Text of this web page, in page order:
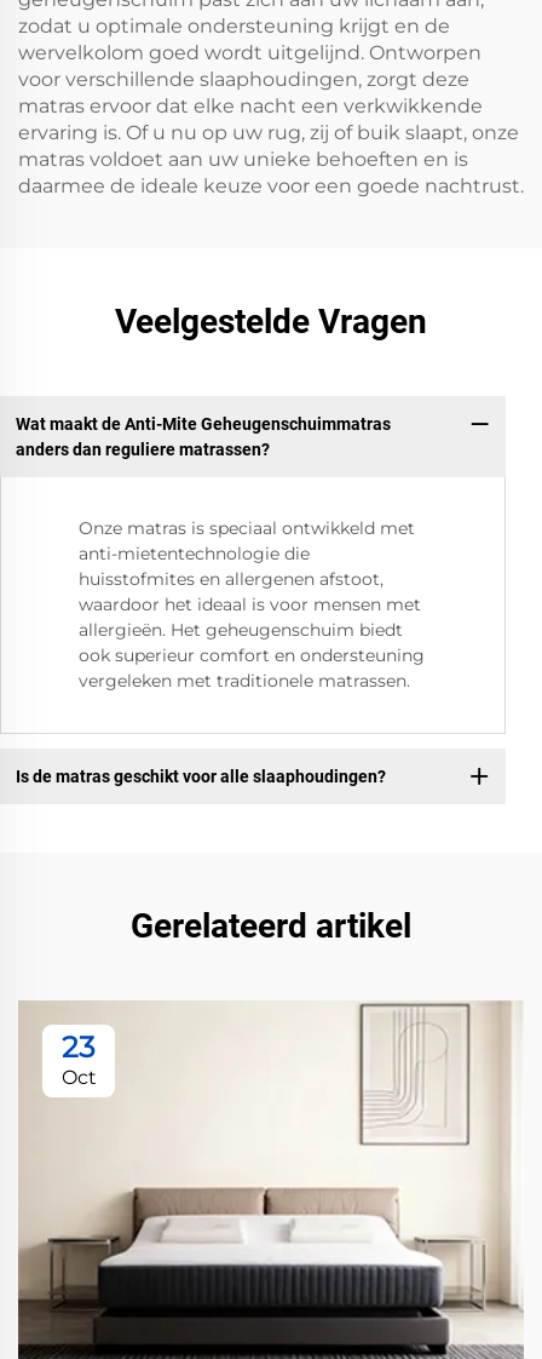
zodat u optimale ondersteuning krijgt en de
wervelkolom goed wordt uitgelijnd. Ontworpen
voor verschillende slaaphoudingen, zorgt deze
matras ervoor dat elke nacht een verkwikkende
ervaring is. Of u nu op uw rug, zij of buik slaapt, onze
matras voldoet aan uw unieke behoeften en is
daarmee de ideale keuze voor een goede nachtrust.
Veelgestelde Vragen
Wat maakt de Anti-Mite Geheugenschuimmatras
anders dan reguliere matrassen?
Onze matras is speciaal ontwikkeld met
anti-mietentechnologie die
huisstofmites en allergenen afstoot,
waardoor het ideaal is voor mensen met
allergieën. Het geheugenschuim biedt
ook superieur comfort en ondersteuning
vergeleken met traditionele matrassen.
Is de matras geschikt voor alle slaaphoudingen?
Gerelateerd artikel
23
Oct